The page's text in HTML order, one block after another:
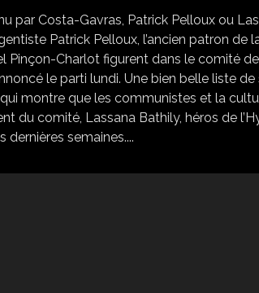
Patrick Pelloux, l’ancien patron
Pinçon-Charlot figurent dans le comité
le parti lundi. Une bien belle liste
montre que les communistes et la
du comité, Lassana Bathily, héros de
semaines....